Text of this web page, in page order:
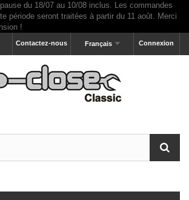
Connexion
Français
Contactez-nous